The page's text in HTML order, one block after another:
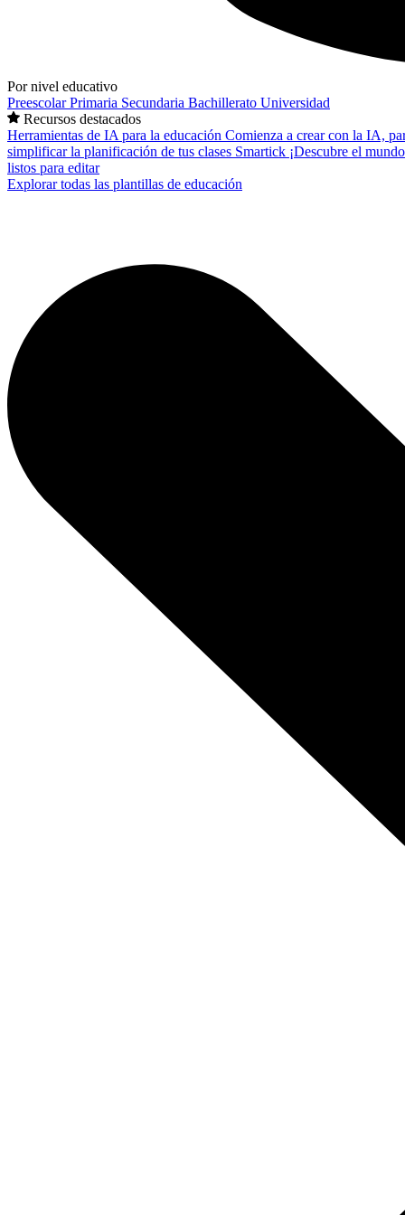
Por nivel educativo
PreescolarPrimaria Secundaria Bachillerato Universidad
Recursos destacados
Herramientas de IA para la educación Comienza a crear con la IA,
simplificar la planificación de tus clases Smartick ¡Descubre el
listos para editar
Explorar todas las plantillas de educación